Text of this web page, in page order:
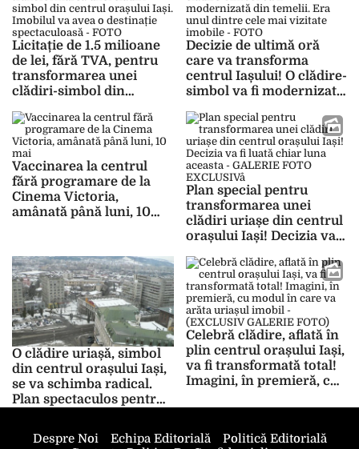
Licitație de 1.5 milioane
de lei, fără TVA, pentru
transformarea unei
clădiri-simbol din
Imobilul va avea o
destinație spectaculoasă
– FOTO
Decizie de ultimă oră
care va transforma
centrul Iașului! O clădire-
simbol va fi modernizată
dintre cele mai vizitate
imobile – FOTO
Vaccinarea la centrul
fără programare de la
Cinema Victoria,
amânată până luni, 10
Plan special pentru
transformarea unei
clădiri uriașe din centrul
orașului Iași! Decizia va fi
GALERIE FOTO
EXCLUSIVå
O clădire uriașă, simbol
din centrul orașului Iași,
se va schimba radical.
Plan spectaculos pentru
Celebră clădire, aflată în
plin centrul orașului Iași,
va fi transformată total!
Imagini, în premieră, cu
uriașul imobil –
FOTO)
Despre Noi Echipa Editorială
Politică Editorială